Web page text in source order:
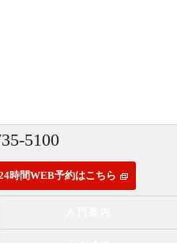
5100
時間WEB予約はこちら